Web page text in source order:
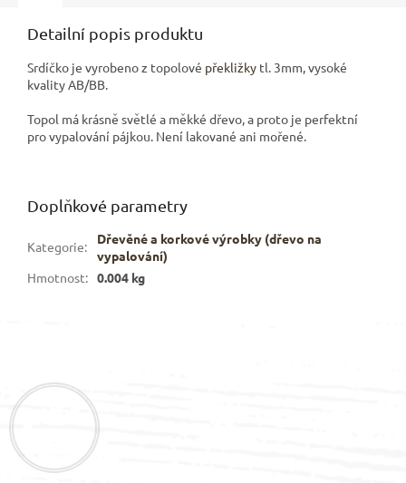
Detailní popis produktu
Srdíčko je vyrobeno z topolové překližky tl. 3mm, vysoké
kvality AB/BB.
Topol má krásně světlé a měkké dřevo, a proto je perfektní
pro vypalování pájkou. Není lakované ani mořené.
Doplňkové parametry
Kategorie:
Dřevěné a korkové výrobky (dřevo na
vypalování)
Hmotnost: 0.004 kg